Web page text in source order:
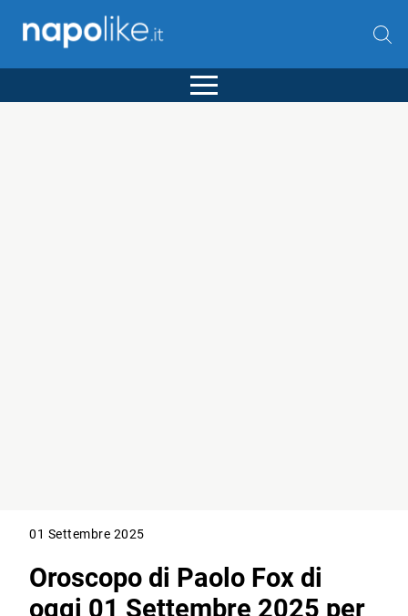
01 Settembre 2025
Oroscopo di Paolo Fox di
oggi 01 Settembre 2025 per